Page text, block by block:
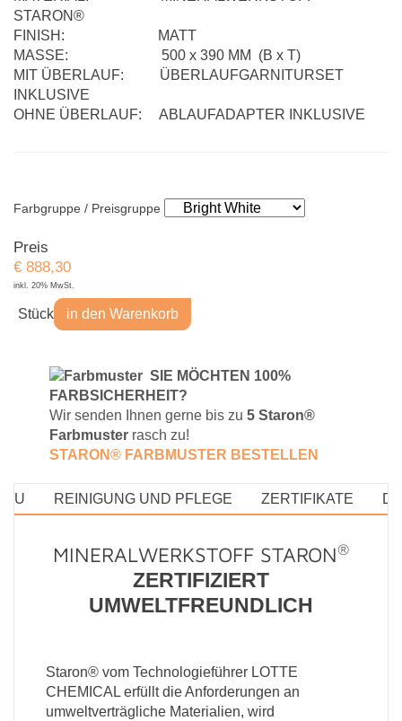
STARON®
FINISH: MATT
MASSE: 500 x 390 MM (B x T)
MIT ÜBERLAUF: ÜBERLAUFGARNITURSET
INKLUSIVE
OHNE ÜBERLAUF: ABLAUFADAPTER INKLUSIVE
Farbgruppe / Preisgruppe
Preis
€ 888,30
inkl. 20% MwSt.
Stück in den Warenkorb
S IE MÖCHTEN 100%
FARBSICHERHEIT?
Wir senden Ihnen gerne bis zu 5 Staron®
Farbmuster rasch zu!
STARON® FARBMUSTE R BESTELLEN
REINIGUNG UND PFLEGE ZERTIFIKATE
MINERALWERKSTOFF STARON®
ZERTIFIZIERT
UMWELTFREUNDLICH
Staron® vom Technologieführer LOTTE
CHEMICAL erfüllt die Anforderungen an
umweltverträgliche Materialien, wird